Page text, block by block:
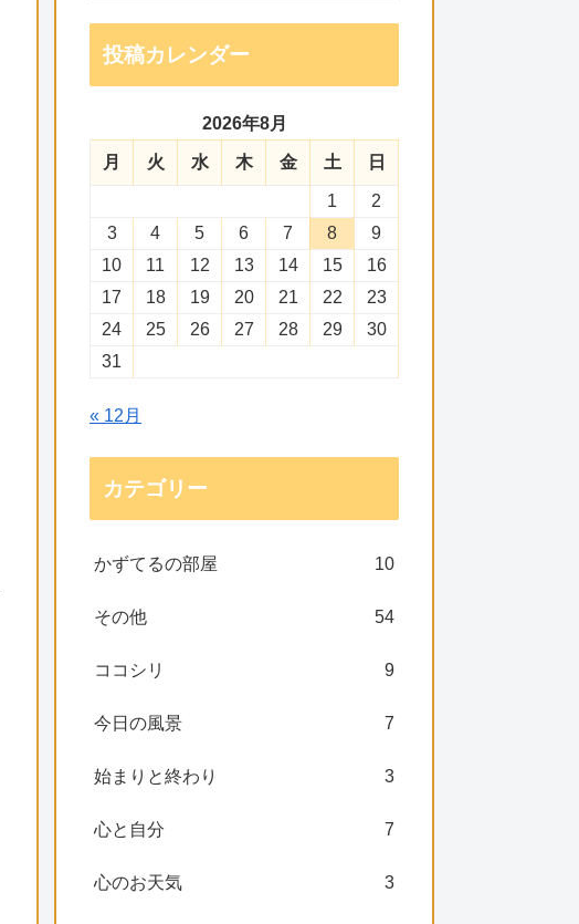
投稿カレンダー
2026年8月
月 火 水 木 金 土 日
1
2
3
4 5 6 7 8
9
10
11 12 13 14 15
16
17
18 19 20 21 22
23
24
25 26 27 28 29
30
31
« 12月
カテゴリー
かずてるの部屋 10
その他 54
ココシリ 9
今日の風景 7
始まりと終わり 3
心と自分 7
心のお天気 3